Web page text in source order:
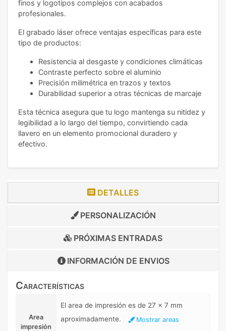
finos y logotipos complejos con acabados
profesionales.
El grabado láser ofrece ventajas específicas para este
tipo de productos:
Resistencia al desgaste y condiciones climáticas
Contraste perfecto sobre el aluminio
Precisión milimétrica en trazos y textos
Durabilidad superior a otras técnicas de marcaje
Esta técnica asegura que tu logo mantenga su nitidez y
legibilidad a lo largo del tiempo, convirtiendo cada
llavero en un elemento promocional duradero y
efectivo.
DETALLES
PERSONALIZACIÓN
PRÓXIMAS ENTRADAS
INFORMACIÓN DE ENVIOS
Características
Area
impresión
El area de impresión es de 27 x 7 mm
aproximadamente.
Mostrar areas